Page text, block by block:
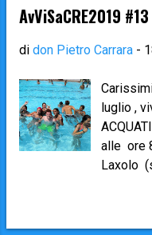
Giovedì
Gerosa
Messa ,
Venerdì
delle
AvViSaCRE2019
di don Pietro Carrara -
luglio ,
alle ore
Laxolo
Laxolo